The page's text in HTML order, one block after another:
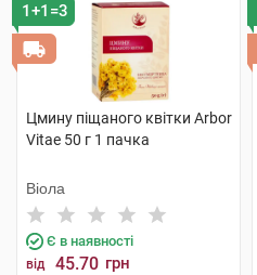
1+1=3
Цмину піщаного квітки Arbor
Vitae 50 г 1 пачка
Віола
Є в наявності
від 45.70 грн